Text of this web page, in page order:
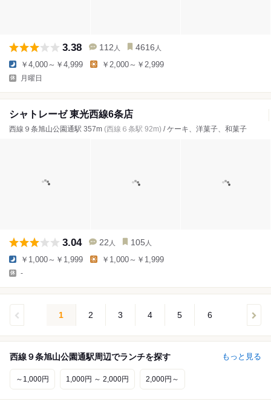
3.38 112 人 4616 人
￥4,000～￥4,999 ￥2,000～￥2,999
月曜日
シャトレーゼ 東光西線6条店
西線９条旭山公園通駅 357m (西線６条駅 92m) / ケーキ、洋菓子、和菓子
3.04 22 人 105 人
￥1,000～￥1,999 ￥1,000～￥1,999
-
1 2 3 4 5 6
西線９条旭山公園通駅周辺でランチを探す もっと見る
～1,000円 1,000円 ～ 2,000円 2,000円～